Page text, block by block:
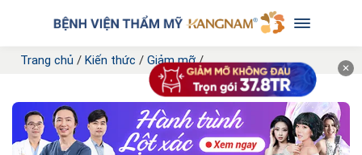
Trang chủ / Kiến thức / Giảm mỡ/
✕